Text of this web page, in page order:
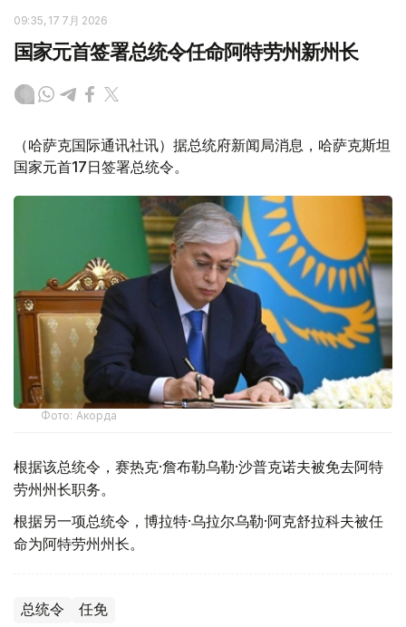
09:35, 17 7月 2026
国家元首签署总统令任命阿特劳州新州长
（哈萨克国际通讯社讯）据总统府新闻局消息，哈萨克斯坦
国家元首17日签署总统令。
Фото: Акорда
根据该总统令，赛热克·詹布勒乌勒·沙普克诺夫被免去阿特
劳州州长职务。
根据另一项总统令，博拉特·乌拉尔乌勒·阿克舒拉科夫被任
命为阿特劳州州长。
总统令 任免